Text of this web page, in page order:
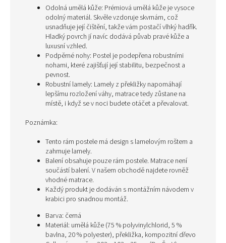
Odolná umělá kůže: Prémiová umělá kůže je vysoce
odolný materiál. Skvěle vzdoruje skvrnám, což
usnadňuje její čištění, takže vám postačí vlhký hadřík.
Hladký povrch jí navíc dodává půvab pravé kůže a
luxusní vzhled.
Podpěrné nohy: Postel je podepřena robustními
nohami, které zajišťují její stabilitu, bezpečnost a
pevnost.
Robustní lamely: Lamely z překližky napomáhají
lepšímu rozložení váhy, matrace tedy zůstane na
místě, i když se v noci budete otáčet a převalovat.
Poznámka:
Tento rám postele má design s lamelovým roštem a
zahrnuje lamely.
Balení obsahuje pouze rám postele. Matrace není
součástí balení. V našem obchodě najdete rovněž
vhodné matrace.
Každý produkt je dodáván s montážním návodem v
krabici pro snadnou montáž.
Barva: černá
Materiál: umělá kůže (75 % polyvinylchlorid, 5 %
bavlna, 20 % polyester), překližka, kompozitní dřevo